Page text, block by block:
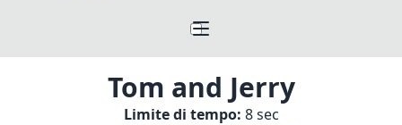
Tom and Jerry
Limite di tempo: 8 sec